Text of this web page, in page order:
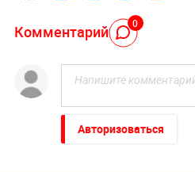
Комментарий 0
Авторизоваться